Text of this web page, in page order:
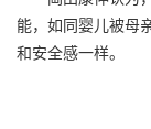
能，如同婴儿被母
和安全感一样。